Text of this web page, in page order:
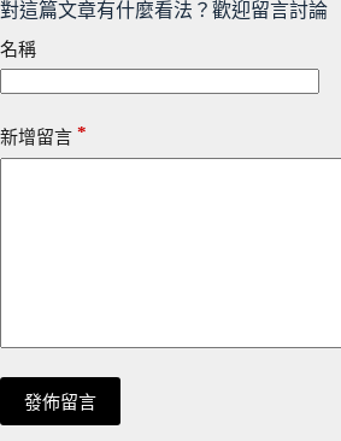
對這篇文章有什麼看法？歡迎留言討論
名稱
新增留言 *
發佈留言